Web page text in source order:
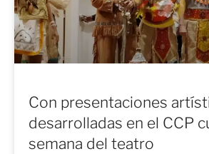
Con presentaciones
desarrolladas en el CCP
semana del teatro